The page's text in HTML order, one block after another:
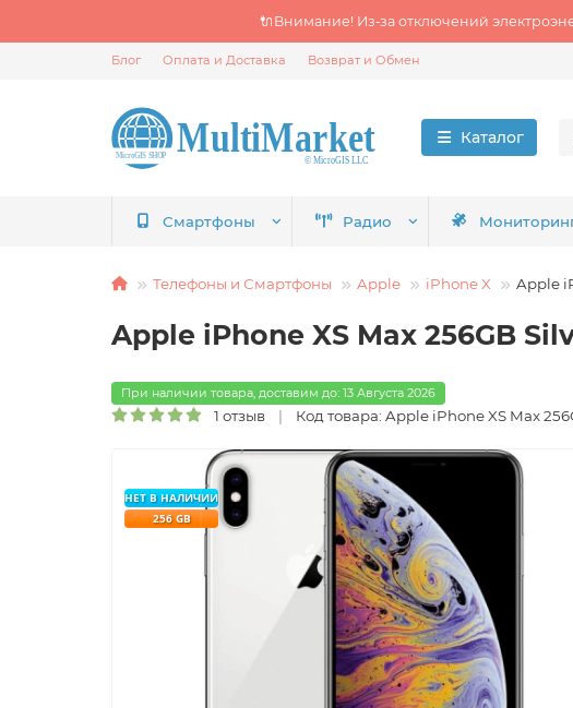
🔌Внимание! Из‑за отключений
Блог Оплата и Доставка Возврат и Обмен
Каталог
Смартфоны Радио
Телефоны и Смартфоны Apple iPhone X Apple
Apple iPhone XS Max 256GB
При наличии товара, доставим до: 13 Августа 2026
1 отзыв Код товара: Apple iPhone XS Max
НЕТ В НАЛИЧИИ
256 GB